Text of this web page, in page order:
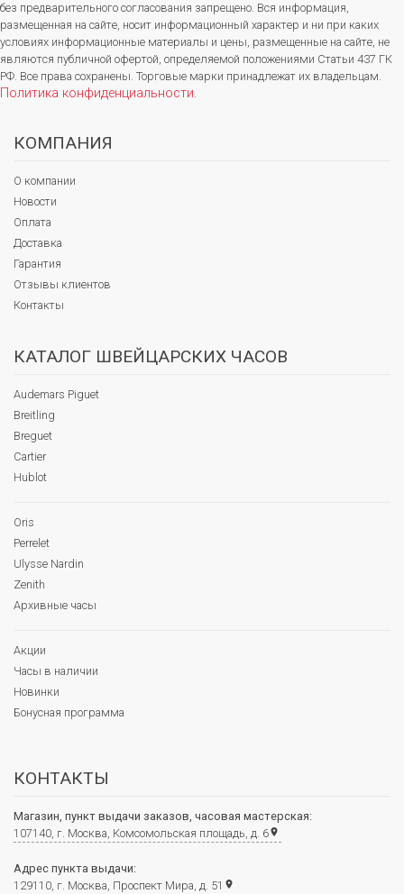
без предварительного согласования запрещено. Вся информация,
размещенная на сайте, носит информационный характер и ни при каких
условиях информационные материалы и цены, размещенные на сайте, не
являются публичной офертой, определяемой положениями Статьи 437 ГК
РФ. Все права сохранены. Торговые марки принадлежат их владельцам.
Политика конфиденциальности.
КОМПАНИЯ
О компании
Новости
Оплата
Доставка
Гарантия
Отзывы клиентов
Контакты
КАТАЛОГ ШВЕЙЦАРСКИХ ЧАСОВ
Audemars Piguet
Breitling
Breguet
Cartier
Hublot
Oris
Perrelet
Ulysse Nardin
Zenith
Архивные часы
Акции
Часы в наличии
Новинки
Бонусная программа
КОНТАКТЫ
Магазин, пункт выдачи заказов, часовая мастерская:
107140, г. Москва, Комсомольская площадь, д. 6place
Адрес пункта выдачи:
129110, г. Москва, Проспект Мира, д. 51 place